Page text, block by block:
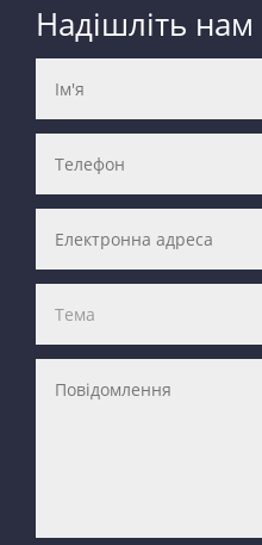
Надішліть